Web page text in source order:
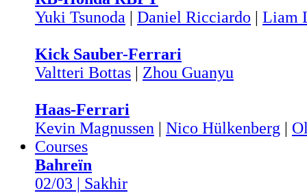
Yuki Tsunoda | Daniel Ricciardo | Liam
Kick Sauber-Ferrari
Valtteri Bottas | Zhou Guanyu
Haas-Ferrari
Kevin Magnussen | Nico Hülkenberg |
Courses
Bahreïn
02/03 | Sakhir